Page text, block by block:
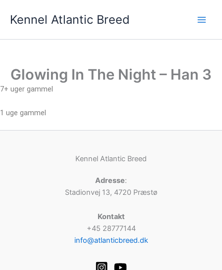
Kennel Atlantic Breed
Glowing In The Night – Han 3
7+ uger gammel
1 uge gammel
Kennel Atlantic Breed
Adresse:
Stadionvej 13, 4720 Præstø
Kontakt
+45 28777144
info@atlanticbreed.dk